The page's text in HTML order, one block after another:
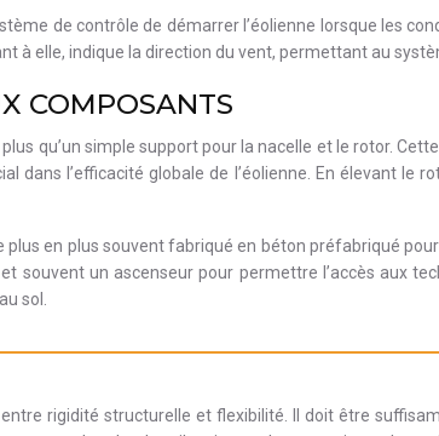
de contrôle de démarrer l’éolienne lorsque les
à elle, indique la direction du vent, permettant au
COMPOSANTS
qu’un simple support pour la nacelle et le rotor.
dans l’efficacité globale de l’éolienne. En élevant
en plus souvent fabriqué en béton préfabriqué
souvent un ascenseur pour permettre l’accès aux
sol.
rigidité structurelle et flexibilité. Il doit être